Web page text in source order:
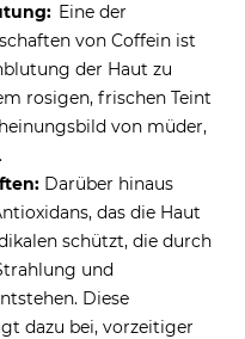
Eine der
von Coffein ist
der Haut zu
rosigen, frischen Teint
von müder,
Darüber hinaus
das die Haut
schützt, die durch
und
Diese
dazu bei, vorzeitiger